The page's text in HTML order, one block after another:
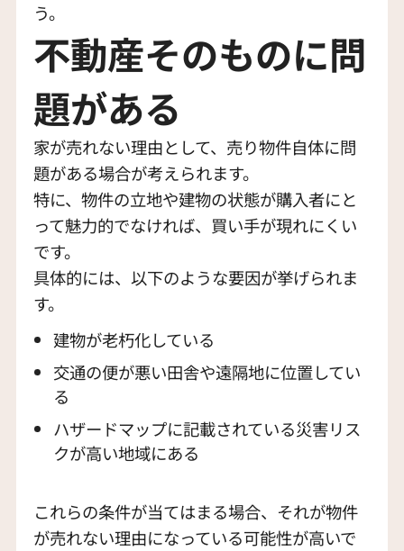
う。
不動産そのものに問
題がある
家が売れない理由として、売り物件自体に問
題がある場合が考えられます。
特に、物件の立地や建物の状態が購入者にと
って魅力的でなければ、買い手が現れにくい
です。
具体的には、以下のような要因が挙げられま
す。
建物が老朽化している
交通の便が悪い田舎や遠隔地に位置してい
る
ハザードマップに記載されている災害リス
クが高い地域にある
これらの条件が当てはまる場合、それが物件
が売れない理由になっている可能性が高いで